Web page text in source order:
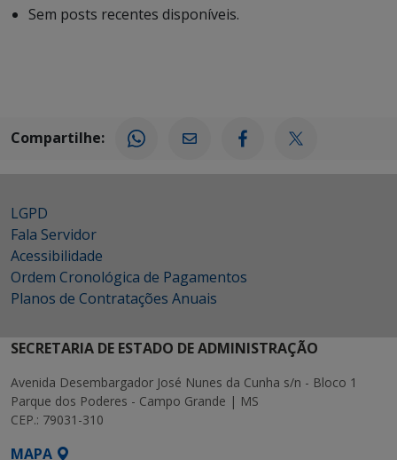
Sem posts recentes disponíveis.
Compartilhe:
LGPD
Fala Servidor
Acessibilidade
Ordem Cronológica de Pagamentos
Planos de Contratações Anuais
SECRETARIA DE ESTADO DE ADMINISTRAÇÃO
Avenida Desembargador José Nunes da Cunha s/n - Bloco 1
Parque dos Poderes - Campo Grande | MS
CEP.: 79031-310
MAPA